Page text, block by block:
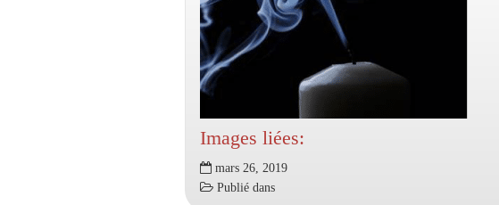
Images liées:
mars 26, 2019
Publié dans